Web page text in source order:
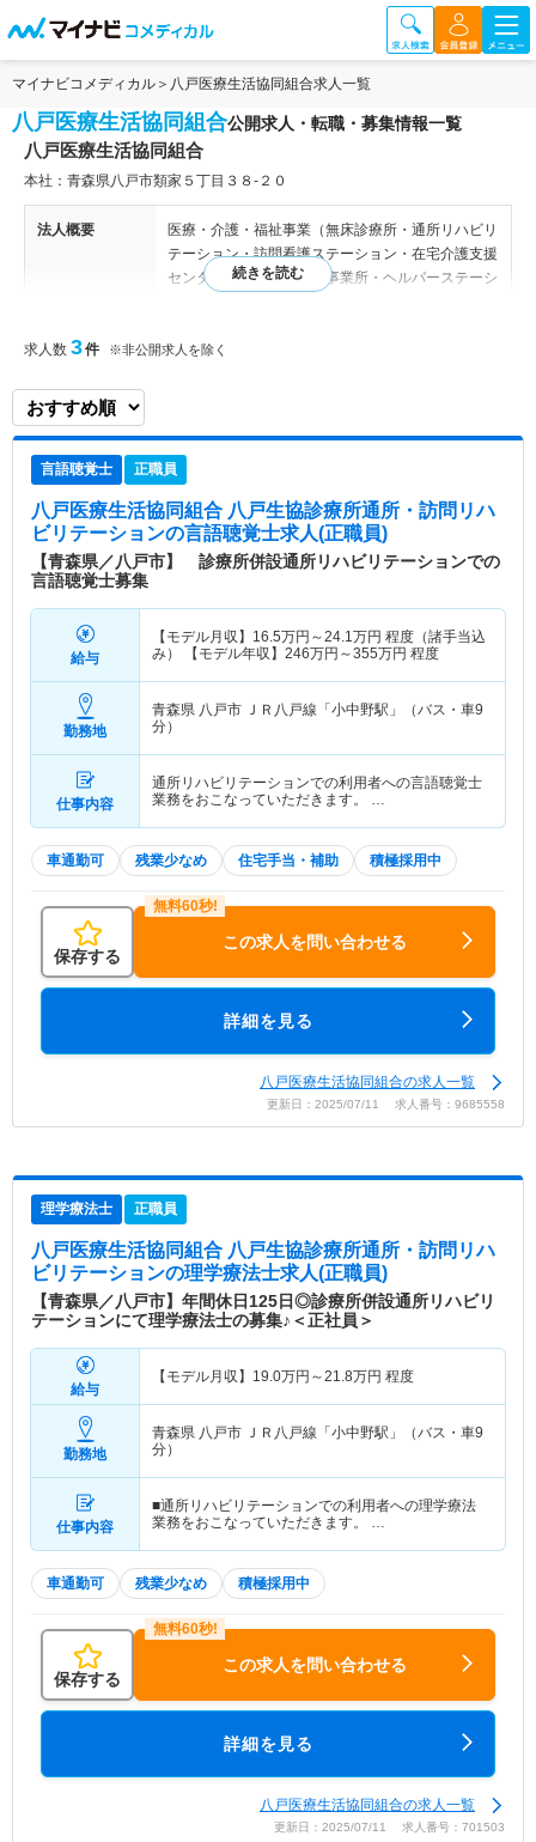
マイナビコメディカル 八戸医療生活協同組合求人一覧
八戸医療生活協同組合公開求人・転職・募集情報一覧
八戸医療生活協同組合
本社：青森県八戸市類家５丁目３８-２０
法人概要
医療・介護・福祉事業（無床診療所・通所リハビリ
テーション・訪問看護ステーション・在宅介護支援
センター・居宅介護支援事業所・ヘルパーステーシ
特色
八戸医療生活協同組合は、青森県八戸市を拠点に、
康を守っています。 介護サービスにおいては、訪
イサービス、小規模多機能ホーム、介護付有料老人
ホーム、デイサービス、看護小規模多機能ホームな
ど、幅広い選択肢が用意されています。これによ
われています。 また、各種健康診断や予防接種も
提供され、地域の健康維持に貢献しています。八戸
医療生活協同組合の理念は、「健康で豊かな人生を
おくりたい、病気になっても自宅で暮らしたいとい
う願いを支える」ことであり、医療と福祉の専門家
が協力し、地域の皆様が安心して暮らせるようなケ
アを提供することを目指しています。
求人数 3件 ※非公開求人を除く
言語聴覚士 正職員
八戸医療生活協同組合 八戸生協診療所通所・訪問リハ
ビリテーションの言語聴覚士求人(正職員)
【青森県／八戸市】 診療所併設通所リハビリテーションでの
言語聴覚士募集
給与
【モデル月収】 16.5万円～24.1 万円 程度（諸手当込
み） 【モデル年収】 246万円～355万円 程度
勤務地
青森県 八戸市
ＪＲ八戸線「小中野駅」（バス・車9
分）
仕事内容
通所リハビリテーションでの利用者への言語聴覚士
業務をおこなっていただきます。 …
車通勤可 残業少なめ 住宅手当・補助 積極採用中
保存する
この求人を問い合わせる
詳細を見る
八戸医療生活協同組合の求人一覧
更新日：2025/07/11 求人番号：9685558
理学療法士 正職員
八戸医療生活協同組合 八戸生協診療所通所・訪問リハ
ビリテーションの理学療法士求人(正職員)
【青森県／八戸市】年間休日125日◎診療所併設通所リハビリ
テーションにて理学療法士の募集♪＜正社員＞
給与
【モデル月収】 19.0万円～21.8万円 程度
勤務地
青森県 八戸市
ＪＲ八戸線「小中野駅」（バス・車9
分）
仕事内容
■通所リハビリテーションでの利用者への理学療法
業務をおこなっていただきます。 …
車通勤可 残業少なめ 積極採用中
保存する
この求人を問い合わせる
詳細を見る
八戸医療生活協同組合の求人一覧
更新日：2025/07/11 求人番号：701503